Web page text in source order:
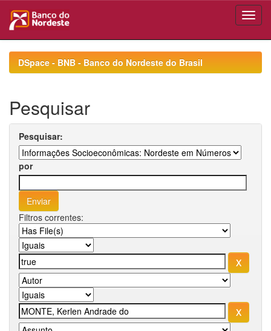
navigationDSpace - BNB - Banco do Nordeste do Brasil
Pesquisar
Pesquisar:
por
Filtros correntes: